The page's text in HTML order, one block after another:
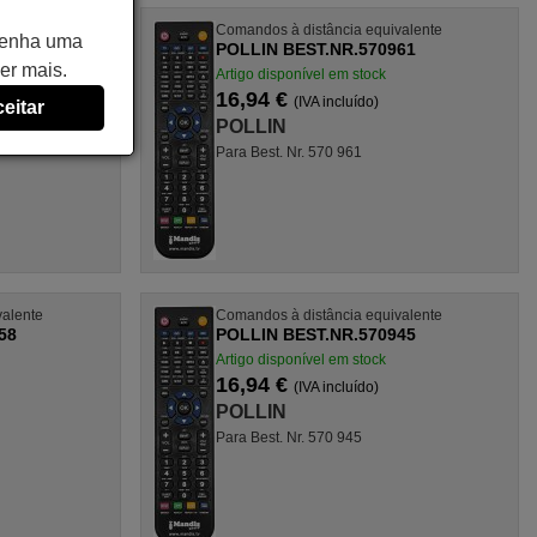
Comandos à distância equivalente
POLLIN BEST.NR.570961
Artigo disponível em stock
16,94 € (IVA incluído)
POLLIN
Para Best. Nr. 570 961
Comandos à distância equivalente
POLLIN BEST.NR.570945
Artigo disponível em stock
16,94 € (IVA incluído)
POLLIN
Para Best. Nr. 570 945
uma
mais.